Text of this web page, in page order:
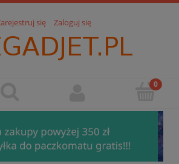
się Zaloguj się